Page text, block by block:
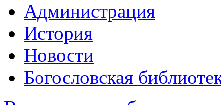
Администрация
История
Новости
Богословская